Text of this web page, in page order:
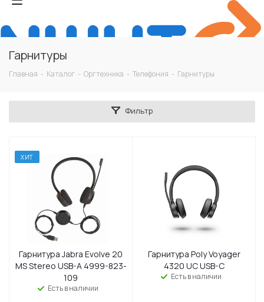
Гарнитуры
Главная - Каталог - Оргтехника - Телефония - Гарнитуры
Фильтр
ХИТ
Гарнитура Jabra Evolve 20
MS Stereo USB-A 4999-823-
109
Есть в наличии
Гарнитура Poly Voyager
4320 UC USB-C
Есть в наличии